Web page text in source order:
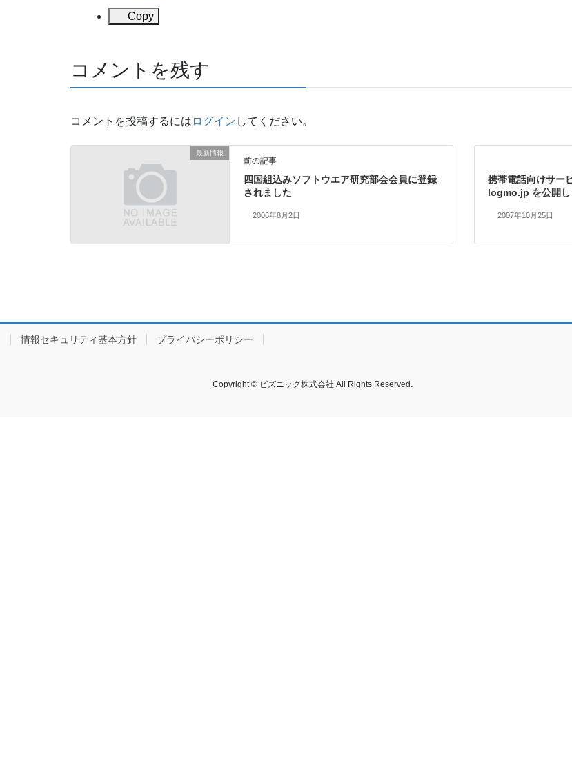
Copy
コメントを残す
コメントを投稿するには ログイン してください。
最新情報
前の記事
四国組込みソフトウエア研究部会会員に登録
されました
2006年8月2日
携帯電話向けサー
logmo.jp を公開し
2007年10月25日
情報セキュリティ基本方針 プライバシーポリシー
Copyright © ビズニック株式会社 All Rights Reserved.